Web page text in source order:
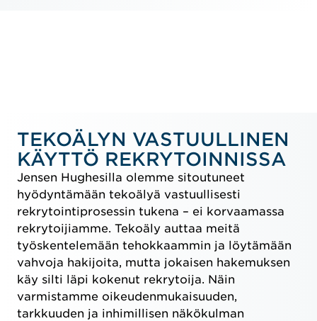
TEKOÄLYN VASTUULLINEN
KÄYTTÖ REKRYTOINNISSA
Jensen Hughesilla olemme sitoutuneet
hyödyntämään tekoälyä vastuullisesti
rekrytointiprosessin tukena – ei korvaamassa
rekrytoijiamme. Tekoäly auttaa meitä
työskentelemään tehokkaammin ja löytämään
vahvoja hakijoita, mutta jokaisen hakemuksen
käy silti läpi kokenut rekrytoija. Näin
varmistamme oikeudenmukaisuuden,
tarkkuuden ja inhimillisen näkökulman